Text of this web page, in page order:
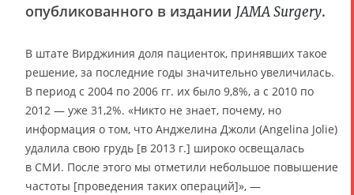
опубликованного в издании JAMA Surgery.
В штате Вирджиния доля пациенток, принявших такое
решение, за последние годы значительно увеличилась.
В период с 2004 по 2006 гг. их было 9,8%, а с 2010 по
2012 — уже 31,2%. «Никто не знает, почему, но
информация о том, что Анджелина Джоли (Angelina Jolie)
удалила свою грудь [в 2013 г.] широко освещалась
в СМИ. После этого мы отметили небольшое повышение
частоты [проведения таких операций]», —